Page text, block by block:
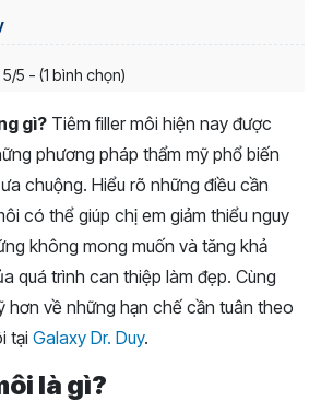
5/5 - (1 bình chọn)
gì? Tiêm filler môi hiện nay được
phương pháp thẩm mỹ phổ biến
chuộng. Hiểu rõ những điều cần
có thể giúp chị em giảm thiểu nguy
không mong muốn và tăng khả
quá trình can thiệp làm đẹp. Cùng
hơn về những hạn chế cần tuân theo
tại Galaxy Dr. Duy.
là gì?